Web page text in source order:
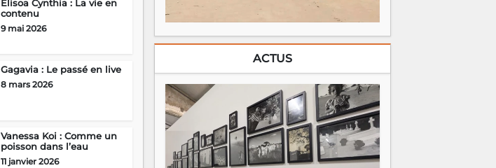
Elisoa Cynthia : La vie en
contenu
9 mai 2026
Gagavia : Le passé en live
8 mars 2026
Vanessa Koi : Comme un
poisson dans l’eau
11 janvier 2026
ACTUS